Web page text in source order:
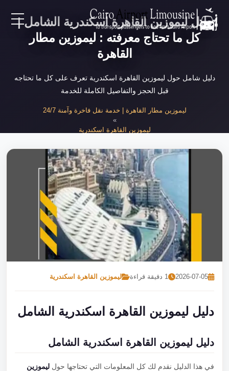
EN
خدمات المطار
نحن
دليل ليموزين القاهرة اسكندرية الشامل |
كل ما تحتاج معرفته : ليموزين مطار
القاهرة
دليل شامل حول ليموزين القاهرة اسكندرية تعرف على كل ما تحتاجه
قبل الحجز والتفاصيل الكاملة للخدمة
ليموزين مطار القاهرة | خدمة نقل فاخرة وآمنة 24/7
ليموزين القاهرة اسكندرية
دليل ليموزين القاهرة اسكندرية الشامل
2026-07-05 1 دقيقة قراءة ليموزين القاهرة اسكندرية
دليل ليموزين القاهرة اسكندرية الشامل
دليل ليموزين القاهرة اسكندرية الشامل
في هذا الدليل نقدم لك كل المعلومات التي تحتاجها حولليموزين